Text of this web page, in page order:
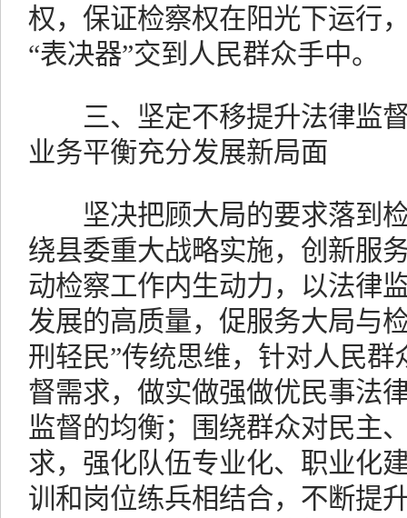
权，保证检察权在阳光下运行
“表决器”交到人民群众手中。
三、坚定不移提升法律监督
业务平衡充分发展新局面
坚决把顾大局的要求落到检
绕县委重大战略实施，创新服
动检察工作内生动力，以法律
发展的高质量，促服务大局与
刑轻民”传统思维，针对人民
督需求，做实做强做优民事法
监督的均衡；围绕群众对民主
求，强化队伍专业化、职业化
训和岗位练兵相结合，不断提